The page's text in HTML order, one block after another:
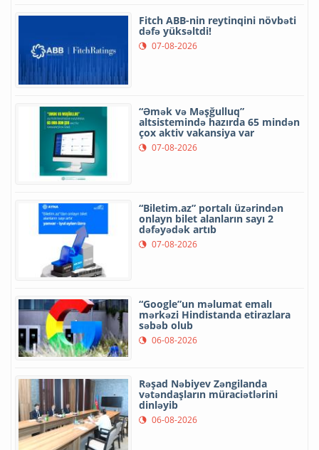
Fitch ABB-nin reytinqini növbəti
dəfə yüksəltdi!
07-08-2026
“Əmək və Məşğulluq”
altsistemində hazırda 65 mindən
çox aktiv vakansiya var
07-08-2026
“Biletim.az” portalı üzərindən
onlayn bilet alanların sayı 2
dəfəyədək artıb
07-08-2026
“Google”un məlumat emalı
mərkəzi Hindistanda etirazlara
səbəb olub
06-08-2026
Rəşad Nəbiyev Zəngilanda
vətəndaşların müraciətlərini
dinləyib
06-08-2026